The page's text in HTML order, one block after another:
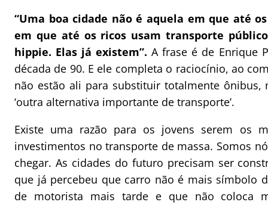
“Uma boa cidade não é aquela em que até
em que até os ricos usam transporte
hippie. Elas já existem”.A frase é de Enrique
década de 90. E ele completa o raciocínio, ao
não estão ali para substituir totalmente
‘outra alternativa importante de transporte’.
Existe uma razão para os jovens serem os
investimentos no transporte de massa. Somos
chegar. As cidades do futuro precisam ser
que já percebeu que carro não é mais símbolo
de motorista mais tarde e que não coloca